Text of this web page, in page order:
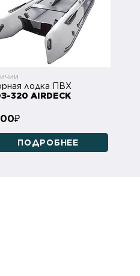
лодка ПВХ
320 AIRDECK
₽
ПОДРОБНЕЕ